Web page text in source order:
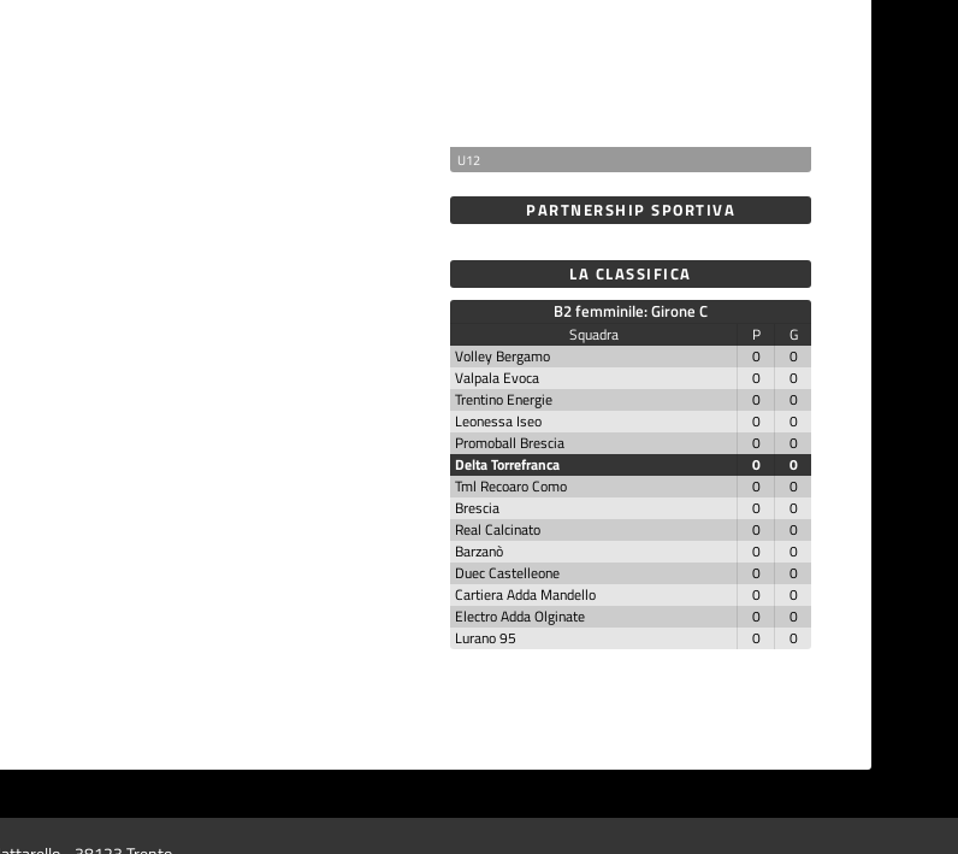
U12
PARTNERSHIP SPORTIVA
LA CLASSIFICA
B2 femminile: Girone C
Squadra P
G
Volley Bergamo
0
0
Valpala Evoca
0
0
Trentino Energie
0
0
Leonessa Iseo
0
0
Promoball Brescia
0
0
Delta Torrefranca
0
0
Tml Recoaro Como
0
0
Brescia
0
0
Real Calcinato
0
0
Barzanò
0
0
Duec Castelleone
0
0
Cartiera Adda Mandello
0
0
Electro Adda Olginate
0
0
Lurano 95
0 0